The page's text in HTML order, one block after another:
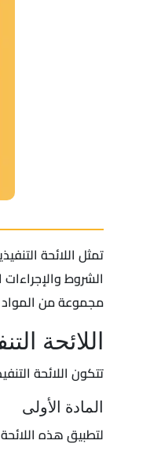
تمثل اللائحة
الشروط والإجراءات
مجموعة من المواد
اللائحة
تتكون اللائحة
المادة الأولى
لتطبيق هذه